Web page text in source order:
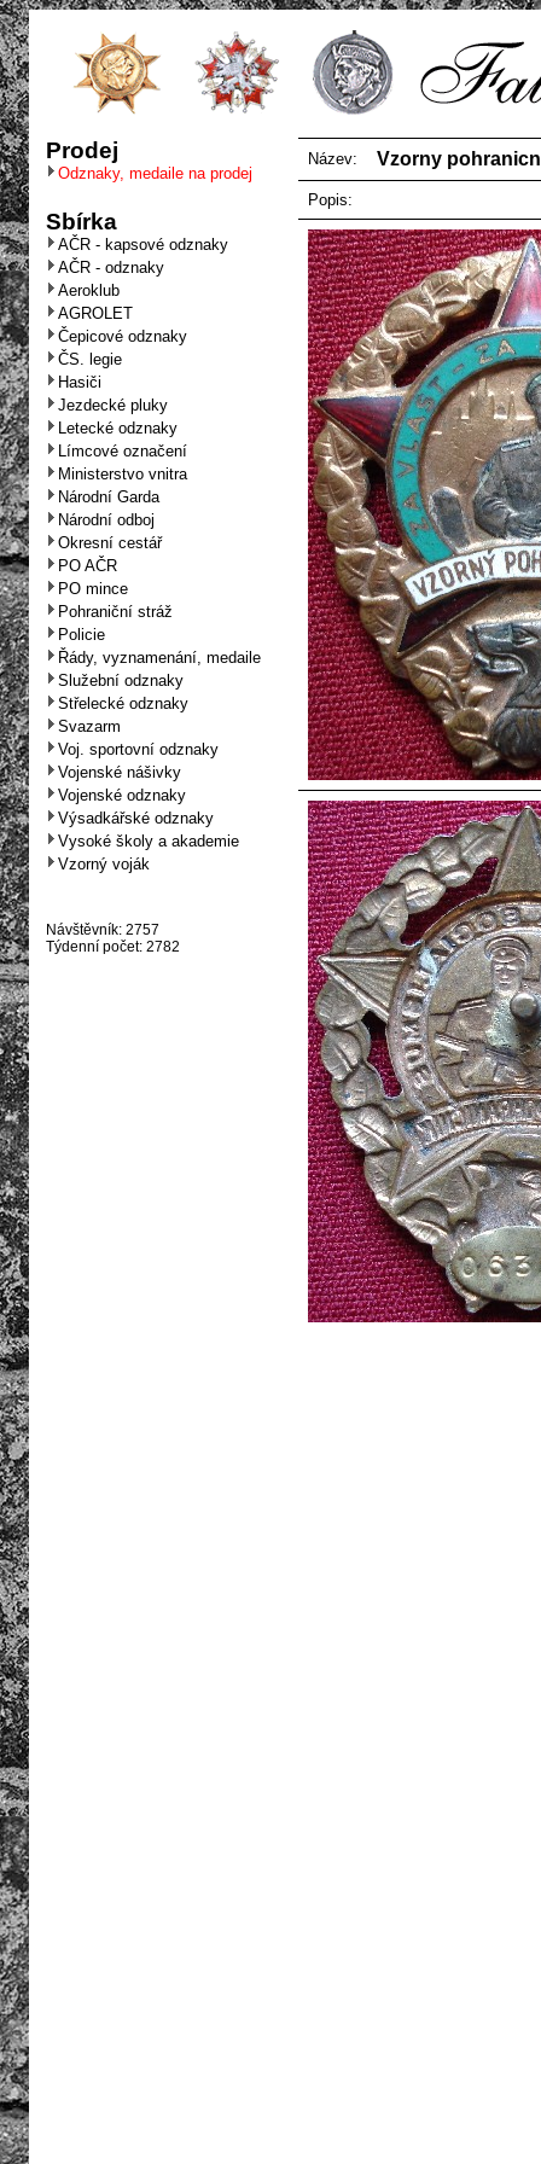
Prodej
Odznaky, medaile na prodej
Sbírka
AČR - kapsové odznaky
AČR - odznaky
Aeroklub
AGROLET
Čepicové odznaky
ČS. legie
Hasiči
Jezdecké pluky
Letecké odznaky
Límcové označení
Ministerstvo vnitra
Národní Garda
Národní odboj
Okresní cestář
PO AČR
PO mince
Pohraniční stráž
Policie
Řády, vyznamenání, medaile
Služební odznaky
Střelecké odznaky
Svazarm
Voj. sportovní odznaky
Vojenské nášivky
Vojenské odznaky
Výsadkářské odznaky
Vysoké školy a akademie
Vzorný voják
Návštěvník: 2757
Týdenní počet: 2782
Název: Vzorny
Popis: